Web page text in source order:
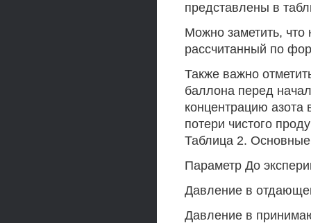
представлены в
Можно заметить, что
рассчитанный по
Также важно
баллона перед
концентрацию азота
потери чистого
Таблица 2.
Параметр До
Давление в
Давление в